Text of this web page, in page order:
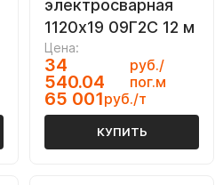
электросварная
1120х19 09Г2С 12 м
Цена:
34
540.04
руб./
пог.м
65 001руб./т
КУПИТЬ